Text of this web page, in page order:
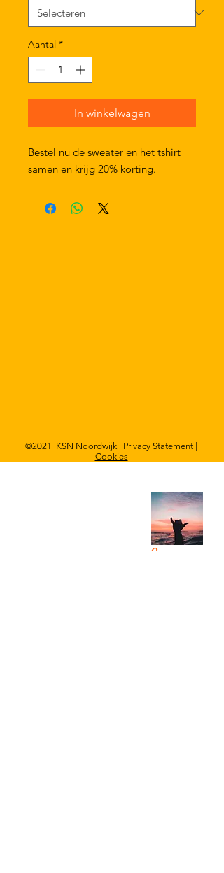
Aantal *
In winkelwagen
Bestel nu de sweater en het tshirt
samen en krijg 20% korting.
©2021 KSN Noordwijk | Privacy Statement
Cookies
Langskomen?